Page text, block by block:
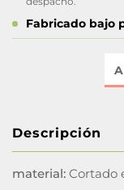
Fabricado bajo
Descripción
material: Cortado